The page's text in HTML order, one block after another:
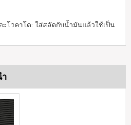
โวคาโด: ใส่สลัดกับน้ำมันแล้วใช้เป็น